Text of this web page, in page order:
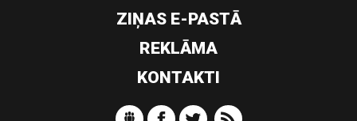
ZIŅAS E-PASTĀ
REKLĀMA
KONTAKTI